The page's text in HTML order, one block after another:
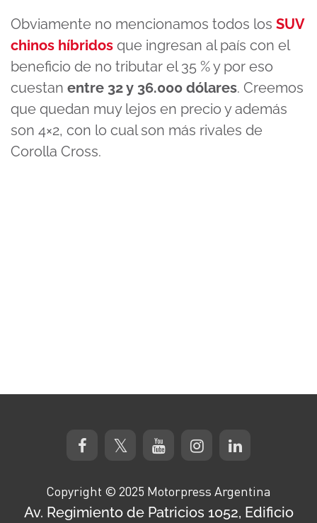
Obviamente no mencionamos todos los SUV
chinos híbridos que ingresan al país con el
beneficio de no tributar el 35 % y por eso
cuestan entre 32 y 36.000 dólares. Creemos
que quedan muy lejos en precio y además
son 4×2, con lo cual son más rivales de
Corolla Cross.
Copyright © 2025 Motorpress Argentina
Av. Regimiento de Patricios 1052, Edificio